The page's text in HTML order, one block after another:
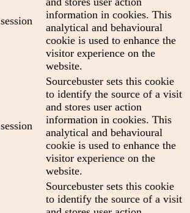
session
information in cookies. This
analytical and behavioural
cookie is used to enhance the
visitor experience on the
website.
session
Sourcebuster sets this cookie
to identify the source of a visit
and stores user action
information in cookies. This
analytical and behavioural
cookie is used to enhance the
visitor experience on the
website.
Sourcebuster sets this cookie
to identify the source of a visit